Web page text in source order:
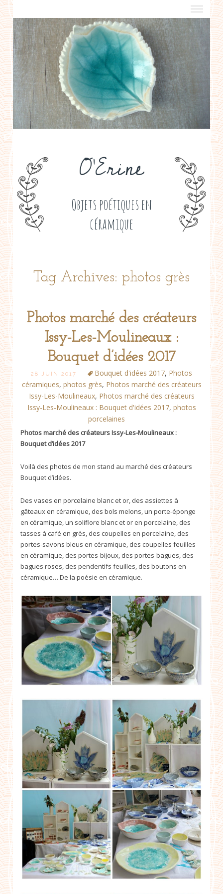
O'Erine
Objets poétiques en
céramique
a propos
boutiques de créateurs
contact
politique de confidentialité
Tag Archives: photos grès
Photos marché des créateurs
Issy-Les-Moulineaux :
Bouquet d’idées 2017
28 JUIN 2017 Bouquet d'idées 2017, Photos
céramiques, photos grès, Photos marché des créateurs
Issy-Les-Moulineaux, Photos marché des créateurs
Issy-Les-Moulineaux : Bouquet d'idées 2017, photos
porcelaines
Photos marché des créateurs Issy-Les-Moulineaux :
Bouquet d’idées 2017
Voilà des photos de mon stand au marché des créateurs
Bouquet d’idées.
Des vases en porcelaine blanc et or, des assiettes à
gâteaux en céramique, des bols melons, un porte-éponge
en céramique, un soliflore blanc et or en porcelaine, des
tasses à café en grès, des coupelles en porcelaine, des
portes-savons bleus en céramique, des coupelles feuilles
en céramique, des portes-bijoux, des portes-bagues, des
bagues roses, des pendentifs feuilles, des boutons en
céramique… De la poésie en céramique.